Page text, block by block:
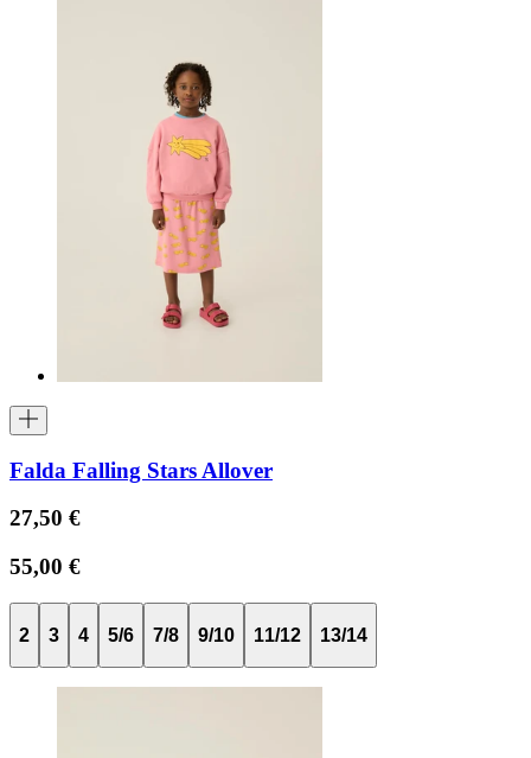
Falda Falling Stars Allover
27,50 €
55,00 €
2 3 4 5/6 7/8 9/10 11/12 13/14